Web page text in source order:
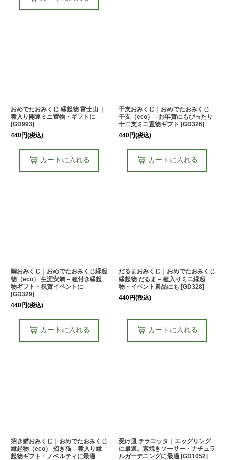
おめでたおみくじ 縁起物 富士山 ｜
種入り開運ミニ置物・ギフトに
[GD993]
440円(税込)
カートに入れる
干支おみくじ｜おめでたおみくじ
干支（eco） –お年賀にもぴったり
十二支ミニ置物ギフト [GD326]
440円(税込)
カートに入れる
鯛おみくじ｜おめでたおみくじ縁起
物（eco） 生涯安鯛 – 種付き縁起
物ギフト・祝賀イベントに
[GD329]
440円(税込)
カートに入れる
だるまおみくじ｜おめでたおみくじ
縁起物 だるま – 種入りミニ縁起
物・イベント景品にも [GD328]
440円(税込)
カートに入れる
招き猫おみくじ｜おめでたおみくじ
縁起物（eco） 招き猫 – 種入り縁
起物ギフト・ノベルティに最適
受け皿 テラコッタ｜エッグリング
に最適。素焼きソーサー・ナチュラ
ルガーデニングに最適 [GD1052]